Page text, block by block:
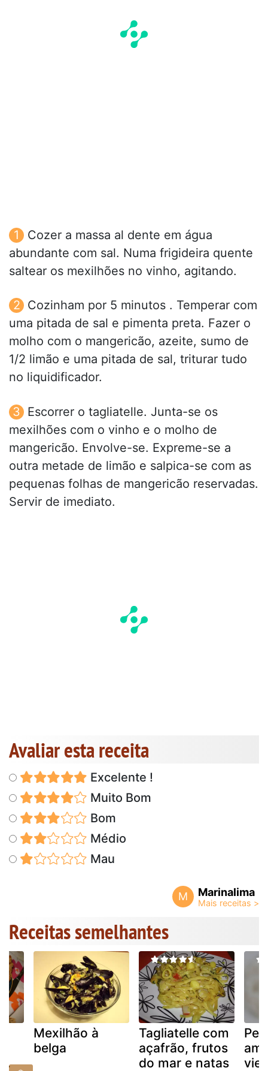
Cozer a massa al dente em água
abundante com sal. Numa frigideira quente
saltear os mexilhões no vinho, agitando.
Cozinham por 5 minutos . Temperar com
uma pitada de sal e pimenta preta. Fazer o
molho com o mangericão, azeite, sumo de
1/2 limão e uma pitada de sal, triturar tudo
no liquidificador.
Escorrer o tagliatelle. Junta-se os
mexilhões com o vinho e o molho de
mangericão. Envolve-se. Expreme-se a
outra metade de limão e salpica-se com as
pequenas folhas de mangericão reservadas.
Servir de imediato.
Avaliar esta receita
Excelente !
Muito Bom
Bom
Médio
Mau
M Marinalima
Receitas semelhantes
Mexilhão à
belga
Tagliatelle com
açafrão, frutos
do mar e natas